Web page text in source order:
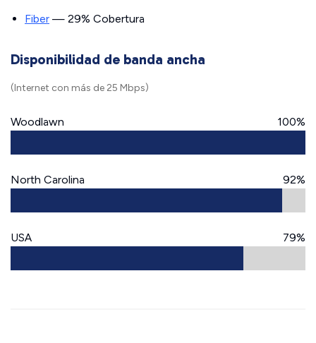
Fiber — 29% Cobertura
Disponibilidad de banda ancha
(Internet con más de 25 Mbps)
Woodlawn 100%
North Carolina 92%
USA 79%